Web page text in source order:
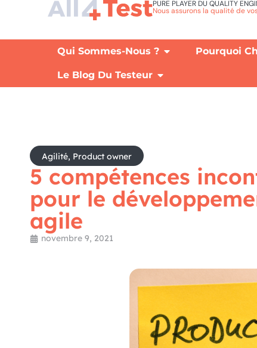
PURE PLAYER DU QUALITY
Nous assurons la qualité de
Qui Sommes-Nous ? Pourquoi
Le Blog Du Testeur
Agilité, Product owner
5 compétences
pour le
agile
novembre 9, 2021